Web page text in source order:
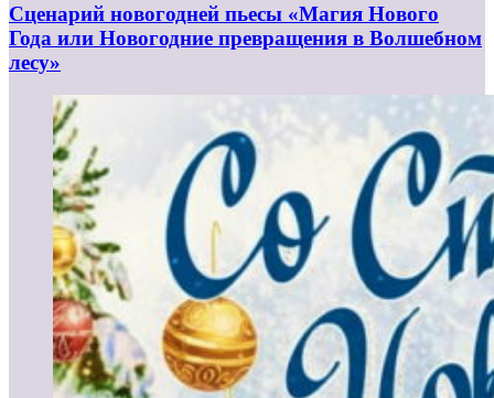
Сценарий новогодней пьесы «Магия Нового
Года или Новогодние превращения в Волшебном
лесу»